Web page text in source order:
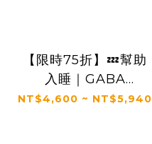
【限時75折】💤幫助
入睡｜GABA
PLUS+｜✅正品保證
NT$4,600 ~ NT$5,940